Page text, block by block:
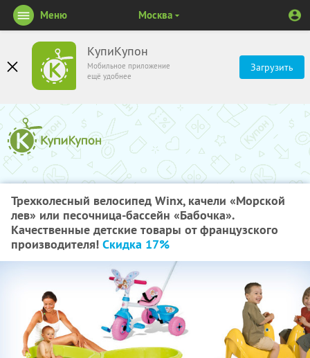
КупиКупон
Мобильное приложение
ещё удобнее
Загрузить
Меню Москва
Трехколесный велосипед Winx, качели «Морской
лев» или песочница-бассейн «Бабочка».
Качественные детские товары от французского
производителя! Скидка 17%